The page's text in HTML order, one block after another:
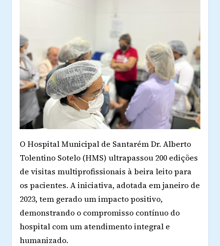
O Hospital Municipal de Santarém Dr. Alberto
Tolentino Sotelo (HMS) ultrapassou 200 edições
de visitas multiprofissionais à beira leito para
os pacientes. A iniciativa, adotada em janeiro de
2023, tem gerado um impacto positivo,
demonstrando o compromisso contínuo do
hospital com um atendimento integral e
humanizado.